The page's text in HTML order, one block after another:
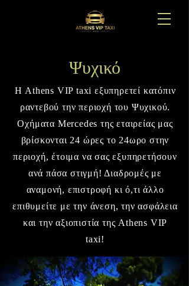
Ψυχικό
Η Athens VIP taxi εξυπηρετεί κατόπιν
ραντεβού την περιοχή του Ψυχικού.
Οχήματα Mercedes της εταιρείας μας
βρίσκονται 24 ώρες το 24ωρο στην
περιοχή, έτοιμα να σας εξυπηρετήσουν
ανά πάσα στιγμή! Διαδρομές με
αναμονή, επιστροφή κι ό,τι άλλο
επιθυμείτε με την άνεση, την ασφάλεια
και την αξιοπιστία της Athens VIP
taxi!